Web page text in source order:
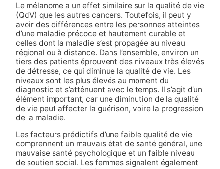
Le mélanome a un effet similaire sur la qualité de vie
(QdV) que les autres cancers. Toutefois, il peut y
avoir des différences entre les personnes atteintes
d’une maladie précoce et hautement curable et
celles dont la maladie s’est propagée au niveau
régional ou à distance. Dans l’ensemble, environ un
tiers des patients éprouvent des niveaux très élevés
de détresse, ce qui diminue la qualité de vie. Les
niveaux sont les plus élevés au moment du
diagnostic et s’atténuent avec le temps. Il s’agit d’un
élément important, car une diminution de la qualité
de vie peut affecter la guérison, voire la progression
de la maladie.
Les facteurs prédictifs d’une faible qualité de vie
comprennent un mauvais état de santé général, une
mauvaise santé psychologique et un faible niveau
de soutien social. Les femmes signalent également